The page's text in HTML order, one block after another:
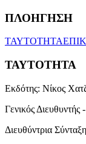
ΠΛΟΗΓΗΣΗ
ΤΑΥΤΟΤΗΤΑ
ΤΑΥΤΟΤΗΤΑ
Εκδότης: Νίκος
Γενικός Διευθυντής
Διευθύντρια